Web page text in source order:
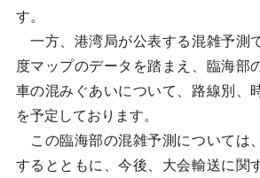
す。
一方、港湾局が公表する混雑予測
度マップのデータを踏まえ、臨海部
車の混みぐあいについて、路線別、
を予定しております。
この臨海部の混雑予測については
するとともに、今後、大会輸送に関